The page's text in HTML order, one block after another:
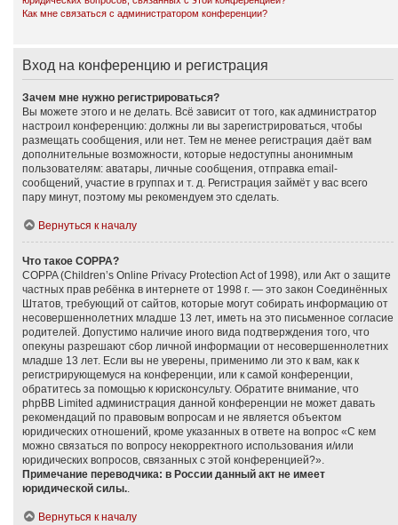
Как мне связаться с администратором конференции?
Вход на конференцию и регистрация
Зачем мне нужно регистрироваться?
Вы можете этого и не делать. Всё зависит от того, как администратор
настроил конференцию: должны ли вы зарегистрироваться, чтобы
размещать сообщения, или нет. Тем не менее регистрация даёт вам
дополнительные возможности, которые недоступны анонимным
пользователям: аватары, личные сообщения, отправка email-
сообщений, участие в группах и т. д. Регистрация займёт у вас всего
пару минут, поэтому мы рекомендуем это сделать.
Вернуться к началу
Что такое COPPA?
COPPA (Children’s Online Privacy Protection Act of 1998), или Акт о защите
частных прав ребёнка в интернете от 1998 г. — это закон Соединённых
Штатов, требующий от сайтов, которые могут собирать информацию от
несовершеннолетних младше 13 лет, иметь на это письменное согласие
родителей. Допустимо наличие иного вида подтверждения того, что
опекуны разрешают сбор личной информации от несовершеннолетних
младше 13 лет. Если вы не уверены, применимо ли это к вам, как к
регистрирующемуся на конференции, или к самой конференции,
обратитесь за помощью к юрисконсульту. Обратите внимание, что
phpBB Limited администрация данной конференции не может давать
рекомендаций по правовым вопросам и не является объектом
юридических отношений, кроме указанных в ответе на вопрос «С кем
можно связаться по вопросу некорректного использования и/или
юридических вопросов, связанных с этой конференцией?».
Примечание переводчика: в России данный акт не имеет
юридической силы..
Вернуться к началу